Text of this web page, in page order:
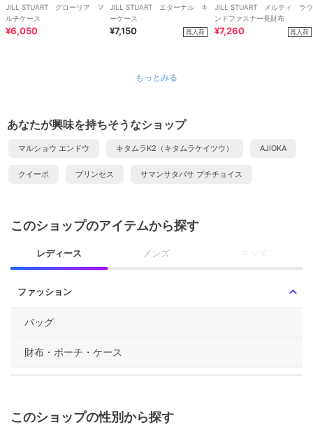
JILL STUART グローリア マ
ルチケース
¥6,050
JILL STUART エターナル キ
ーケース
¥7,150 再入荷
JILL STUART メルティ ラウ
ンドファスナー長財布
¥7,260 再入荷
もっとみる
あなたが興味を持ちそうなショップ
マルショウ エンドウ キタムラK2（キタムラケイツウ） AJIOKA
クイーポ プリンセス サマンサタバサ プチチョイス
このショップのアイテムから探す
レディース メンズ キッズ
ファッション
バッグ
財布・ポーチ・ケース
このショップの性別から探す